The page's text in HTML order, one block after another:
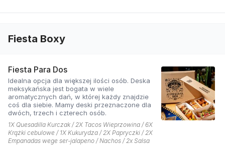
Fiesta Boxy
Fiesta Para Dos
Idealna opcja dla większej ilości osób. Deska
meksykańska jest bogata w wiele
aromatycznych dań, w której każdy znajdzie
coś dla siebie. Mamy deski przeznaczone dla
dwóch, trzech i czterech osób.
1X Quesadilla Kurczak / 2X Tacos Wieprzowina / 6X
Krążki cebulowe / 1X Kukurydza / 2X Papryczki / 2X
Empanadas wege ser-jalapeno / Nachos / 2x Salsa